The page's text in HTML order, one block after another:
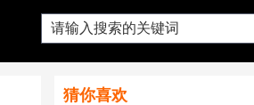
猜你喜欢